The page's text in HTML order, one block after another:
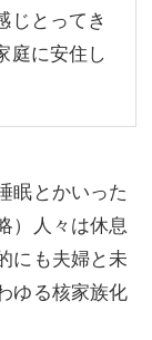
じとってき
庭に安住し
眠とかいった
）人々は休息
にも夫婦と未
ゆる核家族化